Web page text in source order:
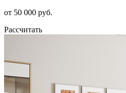
от 50 000 руб.
Рассчитать